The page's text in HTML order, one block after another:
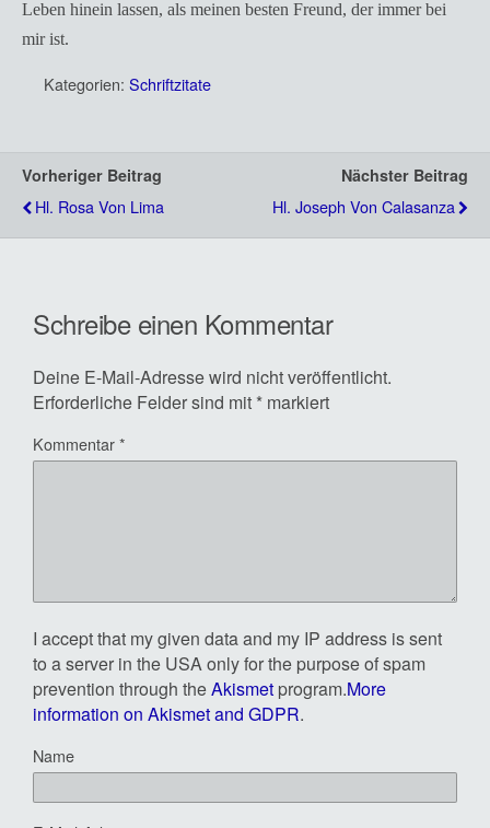
Leben hinein lassen, als meinen besten Freund, der immer bei
mir ist.
Kategorien: Schriftzitate
Vorheriger Beitrag
Hl. Rosa Von Lima
Nächster Beitrag
Hl. Joseph Von Calasanza
Schreibe einen Kommentar
Deine E-Mail-Adresse wird nicht veröffentlicht.
Erforderliche Felder sind mit * markiert
Kommentar*
I accept that my given data and my IP address is sent
to a server in the USA only for the purpose of spam
prevention through theAkismet program.More
information on Akismet and GDPR.
Name